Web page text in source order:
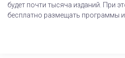
будет почти тысяча изданий. При
бесплатно размещать программы и